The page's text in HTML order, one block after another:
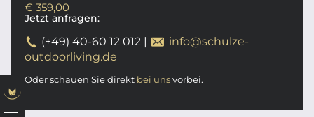
€ 359,00
Jetzt anfragen:
(+49) 40-60 12 012 |
info@schulze-
outdoorliving.de
Oder schauen Sie direkt bei unsvorbei.